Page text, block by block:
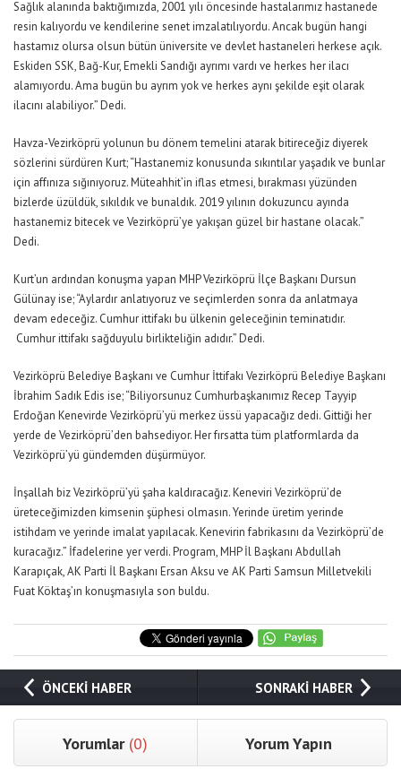
Sağlık alanında baktığımızda, 2001 yılı öncesinde hastalarımız hastanede
resin kalıyordu ve kendilerine senet imzalatılıyordu. Ancak bugün hangi
hastamız olursa olsun bütün üniversite ve devlet hastaneleri herkese açık.
Eskiden SSK, Bağ-Kur, Emekli Sandığı ayrımı vardı ve herkes her ilacı
alamıyordu. Ama bugün bu ayrım yok ve herkes aynı şekilde eşit olarak
ilacını alabiliyor.” Dedi.
Havza-Vezirköprü yolunun bu dönem temelini atarak bitireceğiz diyerek
sözlerini sürdüren Kurt; “Hastanemiz konusunda sıkıntılar yaşadık ve bunlar
için affınıza sığınıyoruz. Müteahhit’in iflas etmesi, bırakması yüzünden
bizlerde üzüldük, sıkıldık ve bunaldık. 2019 yılının dokuzuncu ayında
hastanemiz bitecek ve Vezirköprü’ye yakışan güzel bir hastane olacak.”
Dedi.
Kurt’un ardından konuşma yapan MHP Vezirköprü İlçe Başkanı Dursun
Gülünay ise; “Aylardır anlatıyoruz ve seçimlerden sonra da anlatmaya
devam edeceğiz. Cumhur ittifakı bu ülkenin geleceğinin teminatıdır.
Cumhur ittifakı sağduyulu birlikteliğin adıdır.” Dedi.
Vezirköprü Belediye Başkanı ve Cumhur İttifakı Vezirköprü Belediye Başkanı
İbrahim Sadık Edis ise; “Biliyorsunuz Cumhurbaşkanımız Recep Tayyip
Erdoğan Kenevirde Vezirköprü’yü merkez üssü yapacağız dedi. Gittiği her
yerde de Vezirköprü’den bahsediyor. Her fırsatta tüm platformlarda da
Vezirköprü’yü gündemden düşürmüyor.
İnşallah biz Vezirköprü’yü şaha kaldıracağız. Keneviri Vezirköprü’de
üreteceğimizden kimsenin şüphesi olmasın. Yerinde üretim yerinde
istihdam ve yerinde imalat yapılacak. Kenevirin fabrikasını da Vezirköprü’de
kuracağız.” İfadelerine yer verdi. Program, MHP İl Başkanı Abdullah
Karapıçak, AK Parti İl Başkanı Ersan Aksu ve AK Parti Samsun Milletvekili
Fuat Köktaş’ın konuşmasıyla son buldu.
ÖNCEKİ HABER SONRAKİ HABER
Yorumlar (0) Yorum Yapın